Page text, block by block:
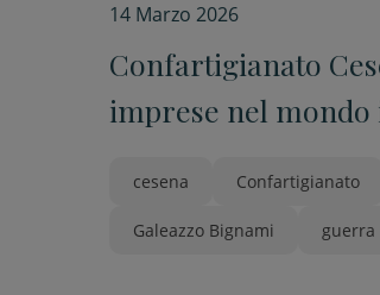
14 Marzo 2026
Confartigianato
imprese nel
cesena Confartigianato
Galeazzo Bignami guerra